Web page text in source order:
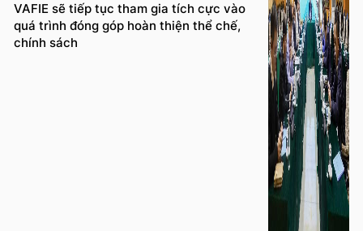
VAFIE sẽ tiếp tục tham gia tích cực vào
quá trình đóng góp hoàn thiện thể chế,
chính sách